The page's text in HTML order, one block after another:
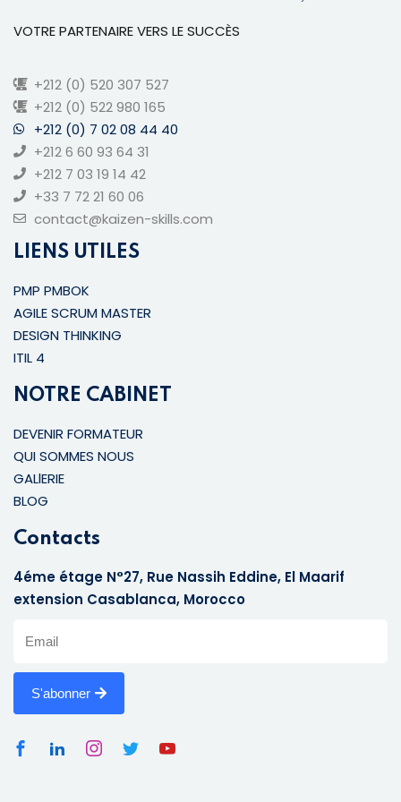
VOTRE PARTENAIRE VERS LE SUCCÈS
+212 (0) 520 307 527
+212 (0) 522 980 165
+212 (0) 7 02 08 44 40
+212 6 60 93 64 31
+212 7 03 19 14 42
+33 7 72 21 60 06
contact@kaizen-skills.com
LIENS UTILES
PMP PMBOK
AGILE SCRUM MASTER
DESIGN THINKING
ITIL 4
NOTRE CABINET
DEVENIR FORMATEUR
QUI SOMMES NOUS
GALlERIE
BLOG
Contacts
4éme étage N°27, Rue Nassih Eddine, El Maarif
extension Casablanca, Morocco
S'abonner